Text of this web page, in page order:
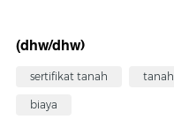
(dhw/dhw)
sertifikat tanah tanah
biaya